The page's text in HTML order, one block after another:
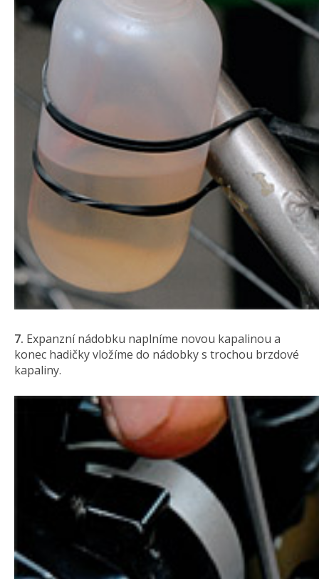
7. Expanzní nádobku naplníme novou kapalinou a
konec hadičky vložíme do nádobky s trochou brzdové
kapaliny.